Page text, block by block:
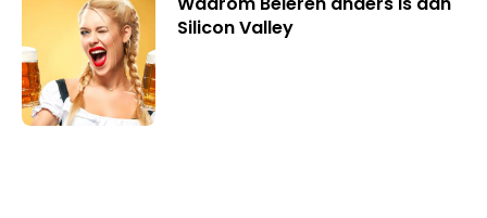
Silicon Valley